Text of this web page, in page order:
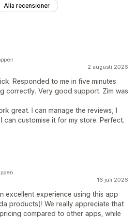
Automatiseringar
Alla recensioner
2 augusti 2026
Responded to me in five minutes
correctly. Very good support. Zim was
great. I can manage the reviews, I
can customise it for my store. Perfect.
16 juli 2026
excellent experience using this app
products)! We really appreciate that
compared to other apps, while